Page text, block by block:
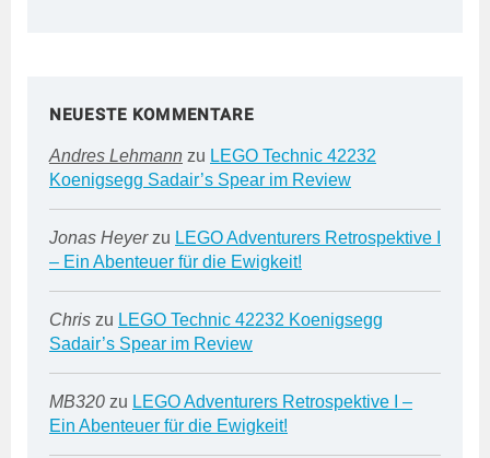
NEUESTE KOMMENTARE
Andres Lehmann zu LEGO Technic 42232
Koenigsegg Sadair’s Spear im Review
Jonas Heyerzu LEGO Adventurers Retrospektive I
– Ein Abenteuer für die Ewigkeit!
Chris zu LEGO Technic 42232 Koenigsegg
Sadair’s Spear im Review
MB320 zu LEGO Adventurers Retrospektive I –
Ein Abenteuer für die Ewigkeit!